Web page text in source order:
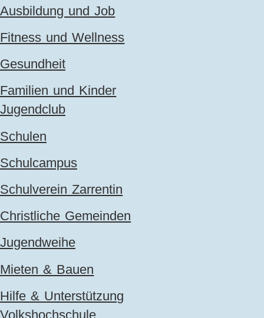
Ausbildung und Job
Fitness und Wellness
Gesundheit
Familien und Kinder
Jugendclub
Schulen
Schulcampus
Schulverein Zarrentin
Christliche Gemeinden
Jugendweihe
Mieten & Bauen
Hilfe & Unterstützung
Volkshochschule